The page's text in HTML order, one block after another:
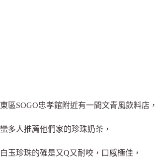
東區SOGO忠孝館附近有一間文青風飲料店，
蠻多人推薦他們家的珍珠奶茶，
白玉珍珠的確是又Q又耐咬，口感極佳，